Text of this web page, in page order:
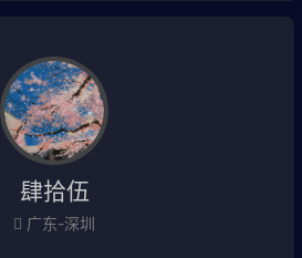
肆拾伍
广东-深圳